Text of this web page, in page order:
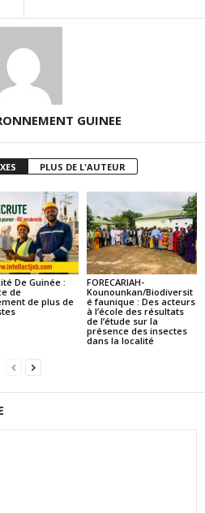
GUINEE
PLUS DE L'AUTEUR
De Guinée :
de
de plus de
FORECARIAH-
Kounounkan/Biodiversit
é faunique : Des acteurs
à l’école des résultats
de l’étude sur la
présence des insectes
dans la localité